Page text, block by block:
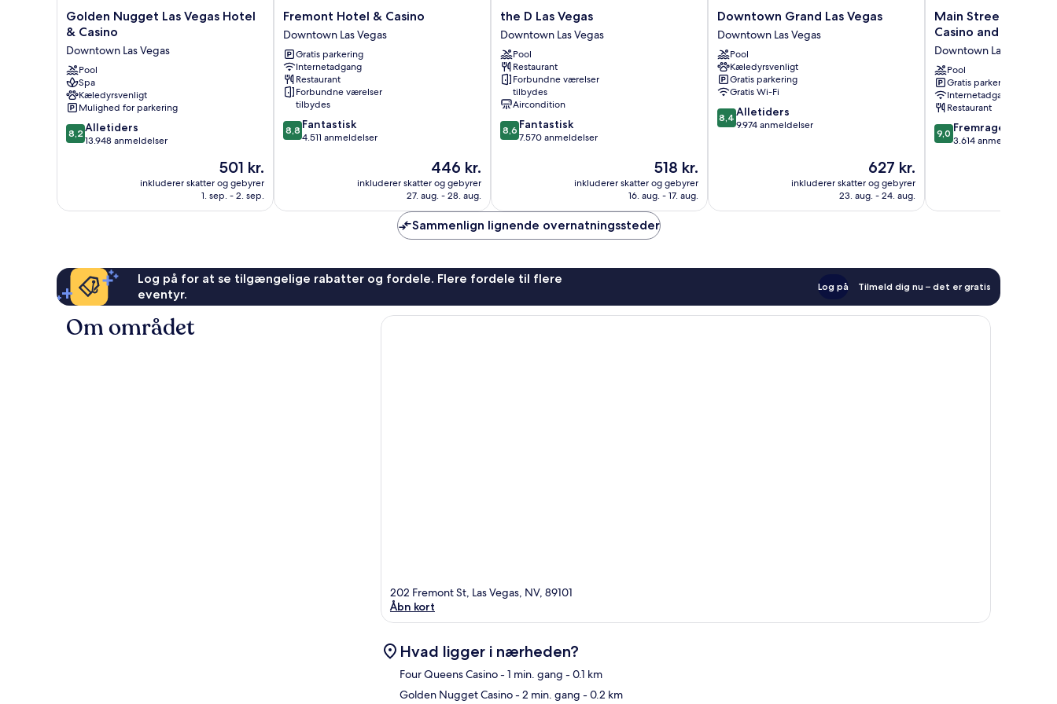
Golden
Nugget
Vegas
Hotel
&
Casino
Downtown
Las
Vegas
Golden Nugget Las Vegas Hotel
& Casino
Downtown Las Vegas
Pool
Spa
Kæledyrsvenligt
Mulighed for parkering
8.2
ud
anmeldelser
8,2 Alletiders
13.948 anmeldelser
Prisen
501 kr.
501 kr.
inkluderer skatter og gebyrer
1. sep. - 2. sep.
Fremont
Hotel
&
Casino
Downtown
Las
Vegas
Fremont Hotel & Casino
Downtown Las Vegas
Gratis parkering
Internetadgang
Restaurant
Forbundne værelser
tilbydes
8.8
ud
anmeldelser
8,8 Fantastisk
4.511 anmeldelser
Prisen
446 kr.
446 kr.
inkluderer skatter og gebyrer
27. aug. - 28. aug.
the
D
Las
Vegas
Downtown
Las
Vegas
the D Las Vegas
Downtown Las Vegas
Pool
Restaurant
Forbundne værelser
tilbydes
Aircondition
8.6
ud
anmeldelser
8,6 Fantastisk
7.570 anmeldelser
Prisen
518 kr.
518 kr.
inkluderer skatter og gebyrer
16. aug. - 17. aug.
Downtown
Grand
Las
Vegas
Downtown
Las
Vegas
Downtown Grand Las Vegas
Downtown Las Vegas
Pool
Kæledyrsvenligt
Gratis parkering
Gratis Wi-Fi
8.4
ud
8,4 Alletiders
9.974 anmeldelser
Prisen
627 kr.
627 kr.
inkluderer skatter og gebyrer
23. aug. - 24. aug.
Main
Street
Hotel,
Casino
and
Brewery
Downtown
Las
Vegas
Main Street Station
Casino and Brewery
Downtown Las Vegas
Pool
Gratis parkering
Internetadgang
Restaurant
9.0
ud
anmeldelser
9,0 Fremragende
3.614 anmeldelser
Sammenlign lignende overnatningssteder
Log på for at se tilgængelige rabatter og fordele. Flere fordele til flere
eventyr.
Log på Tilmeld dig nu – det er gratis
Om området
202 Fremont St, Las Vegas, NV, 89101
Åbn kort
Hvad ligger i nærheden?
Four Queens Casino- 1 min. gang - 0.1 km
Golden Nugget Casino- 2 min. gang - 0.2 km